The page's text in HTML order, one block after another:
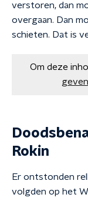
verstoren, dan
overgaan. Dan
schieten. Dat is
Om deze
geven
Rokin
Er ontstonden
volgden op het